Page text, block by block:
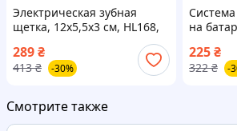
Электрическая зубная
щетка, 12х5,5х3 см, HL168,
ротационная щетка для
чистки зубов
289₴
413 ₴ -30%
на
/ LED
зубов
225₴
322 ₴ -
Смотрите также